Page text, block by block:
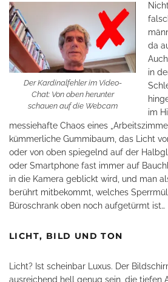
Der Kardinalfehler im Video-
Chat: Von oben herunter
schauen auf die Webcam
da
in
im
messiehafte Chaos eines
kümmerliche Gummibaum, das Licht
oder von oben spiegelnd auf der
oder Smartphone fast immer auf
in die Kamera geblickt wird, und man
berührt mitbekommt, welches
Büroschrank oben noch aufgetürmt ist…
LICHT, BILD UND TON
Licht? Ist scheinbar Luxus. Der
ausreichend hell genug sein, die tiefen